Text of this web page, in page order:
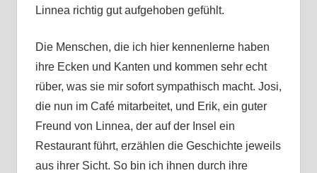
Linnea richtig gut aufgehoben gefühlt.
Die Menschen, die ich hier kennenlerne haben
ihre Ecken und Kanten und kommen sehr echt
rüber, was sie mir sofort sympathisch macht. Josi,
die nun im Café mitarbeitet, und Erik, ein guter
Freund von Linnea, der auf der Insel ein
Restaurant führt, erzählen die Geschichte jeweils
aus ihrer Sicht. So bin ich ihnen durch ihre